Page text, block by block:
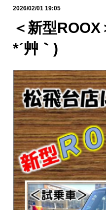
2026/02/01 19:05
＜新型
*´艸｀)